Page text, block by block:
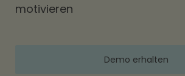
motivieren
Demo erhalten